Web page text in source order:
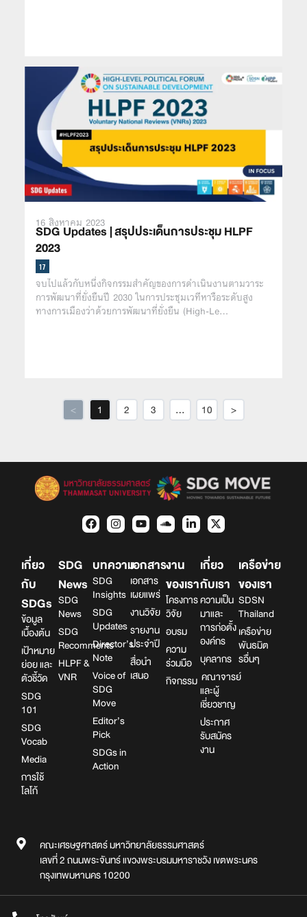
16 สิงหาคม 2023
SDG Updates | สรุปประเด็นการประชุม HLPF
2023
จบไปแล้วกับหนึ่งกิจกรรมสำคัญของการดำเนินงานตามวาระ
การพัฒนาที่ยั่งยืนปี 2030 ในการประชุมเวทีหารือระดับสูง
ทางการเมืองว่าด้วยการพัฒนาที่ยั่งยืน (High-Le…
< 1 2 3 … 10 >
เกี่ยว
กับ
SDGs
ข้อมูล
เบื้องต้น
เป้าหมาย
ย่อย และ
ตัวชี้วัด
SDG
101
SDG
Vocab
Media
การใช้
โลโก้
SDG
News
SDG
News
SDG
Recomments
HLPF &
VNR
บทความ
SDG
Insights
SDG
Updates
Director’s
Note
Voice of
SDG
Move
Editor’s
Pick
SDGs in
Action
เอกสาร
เอกสาร
เผยแพร่
งานวิจัย
รายงาน
ประจำปี
สื่อนำ
เสนอ
งาน
ของเรา
โครงการ
วิจัย
อบรม
ความ
ร่วมมือ
กิจกรรม
เกี่ยว
กับเรา
ความเป็น
มาและ
การก่อตั้ง
องค์กร
บุคลากร
คณาจารย์
และผู้
เชี่ยวชาญ
ประกาศ
รับสมัคร
งาน
เครือข่าย
ของเรา
SDSN
Thailand
เครือข่าย
พันธมิต
รอื่นๆ
คณะเศรษฐศาสตร์ มหาวิทยาลัยธรรมศาสตร์
เลขที่ 2 ถนนพระจันทร์ แขวงพระบรมมหาราชวัง เขตพระนคร
กรุงเทพมหานคร 10200